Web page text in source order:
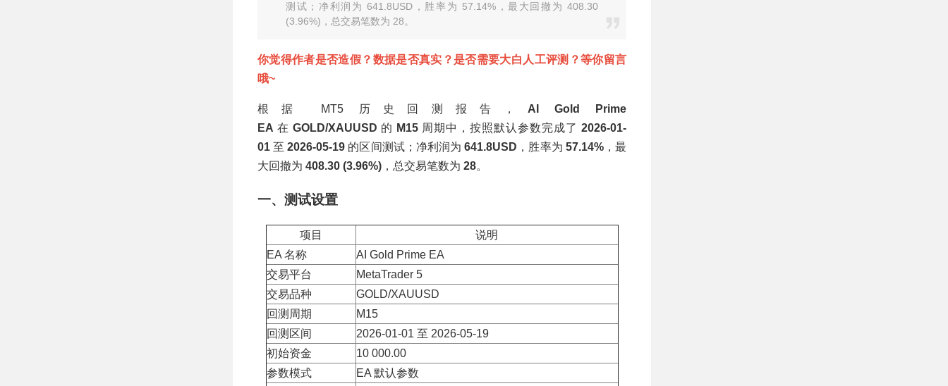
测试；净利润为 641.8USD，胜率为 57.14%，最大回撤为 408.30
(3.96%)，总交易笔数为 28。
你觉得作者是否造假？数据是否真实？是否需要大白人工评测？等你留言
哦~
根据 MT5 历史回测报告， AI Gold Prime
EA 在 GOLD/XAUUSD 的 M15 周期中，按照默认参数完成了 2026-01-
01 至2026-05-19 的区间测试；净利润为641.8USD ，胜率为 57.14%，最
大回撤为 408.30 (3.96%) ，总交易笔数为 28。
一、测试设置
项目
说明
EA 名称
AI Gold Prime EA
交易平台
MetaTrader 5
交易品种
GOLD/XAUUSD
回测周期
M15
回测区间
2026-01-01 至 2026-05-19
初始资金
10 000.00
参数模式
EA 默认参数